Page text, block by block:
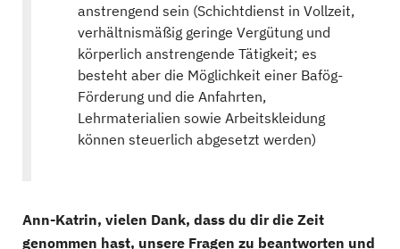
anstrengend sein (Schichtdienst in Vollzeit,
verhältnismäßig geringe Vergütung und
körperlich anstrengende Tätigkeit; es
besteht aber die Möglichkeit einer Bafög-
Förderung und die Anfahrten,
Lehrmaterialien sowie Arbeitskleidung
können steuerlich abgesetzt werden)
Ann-Katrin, vielen Dank, dass du dir die Zeit
genommen hast, unsere Fragen zu beantworten und